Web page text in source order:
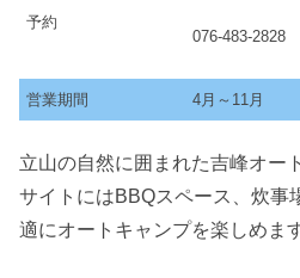
予約
076-483-2828
営業期間 4月～11月
立山の自然に囲まれた吉峰オー
サイトにはBBQスペース、炊事
適にオートキャンプを楽しめます